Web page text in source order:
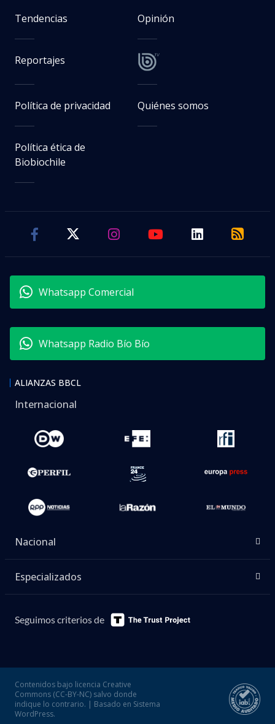
Tendencias Opinión
Reportajes
Política de privacidad Quiénes somos
Política ética de
Biobiochile
Whatsapp Comercial
Whatsapp Radio Bío Bío
ALIANZAS BBCL
Internacional
Nacional
Especializados
Seguimos criterios de
Contenidos bajo licencia Creative
Commons (CC-BY-NC) salvo donde
indique lo contrario. | Basado en Sistema
WordPress.